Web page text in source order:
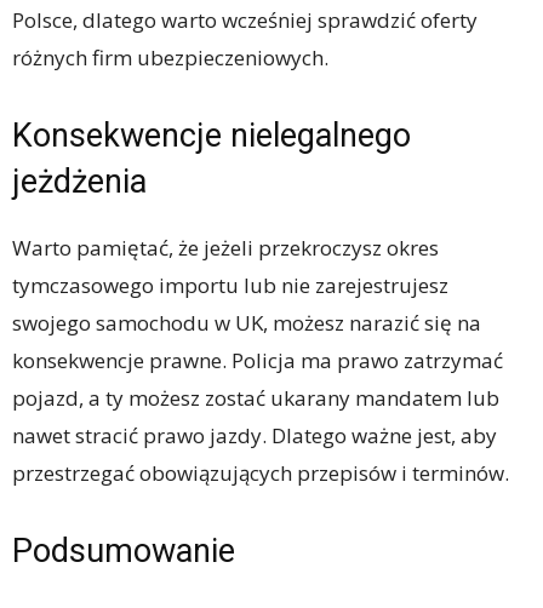
Polsce, dlatego warto wcześniej sprawdzić oferty
różnych firm ubezpieczeniowych.
Konsekwencje nielegalnego
jeżdżenia
Warto pamiętać, że jeżeli przekroczysz okres
tymczasowego importu lub nie zarejestrujesz
swojego samochodu w UK, możesz narazić się na
konsekwencje prawne. Policja ma prawo zatrzymać
pojazd, a ty możesz zostać ukarany mandatem lub
nawet stracić prawo jazdy. Dlatego ważne jest, aby
przestrzegać obowiązujących przepisów i terminów.
Podsumowanie